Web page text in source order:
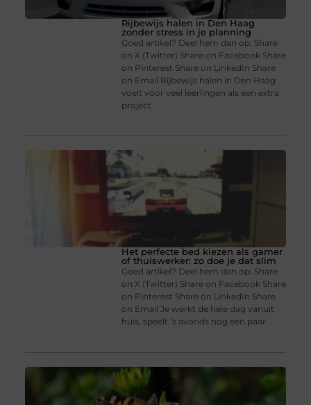
Rijbewijs halen in Den Haag
zonder stress in je planning
Goed artikel? Deel hem dan op: Share
on X (Twitter) Share on Facebook Share
on Pinterest Share on LinkedIn Share
on Email Rijbewijs halen in Den Haag
voelt voor veel leerlingen als een extra
project
Het perfecte bed kiezen als gamer
of thuiswerker: zo doe je dat slim
Goed artikel? Deel hem dan op: Share
on X (Twitter) Share on Facebook Share
on Pinterest Share on LinkedIn Share
on Email Je werkt de hele dag vanuit
huis, speelt ’s avonds nog een paar